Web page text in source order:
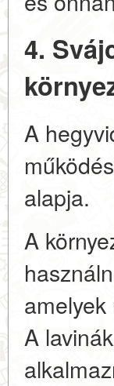
4.
A
alapja.
A
A